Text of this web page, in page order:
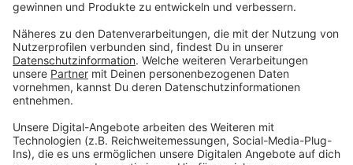
Anzeige
Außerdem gibt es richtige Atemschutzmasken mit
eingebautem Filter. Eine Ansteckung durch Tröpfchen-
Übertragung können aber auch da nur sogenannte
FFP2- und FFP3-Masken verhindern - wenn sie denn
richtig sitzen. «Im Alltag ist das aber unsinnig», meinte
Bernd Salzberger vom Universitätsklinikum